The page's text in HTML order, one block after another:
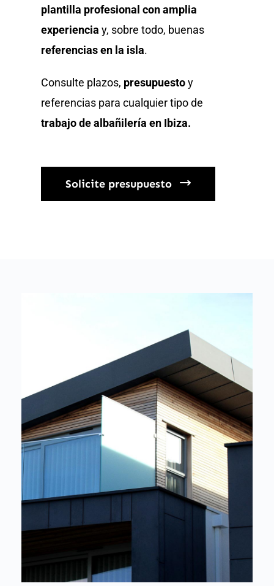
plantilla profesional con amplia
experiencia y, sobre todo, buenas
referencias en la isla.
Consulte plazos, presupuestoy
referencias para cualquier tipo de
trabajo de albañilería en Ibiza.
Solicite presupuesto